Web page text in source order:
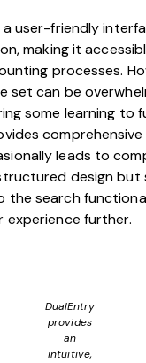
a user-friendly
making it
processes.
set can be
some learning to
leads to
design but
the search
experience further.
DualEntry
provides
an
intuitive,